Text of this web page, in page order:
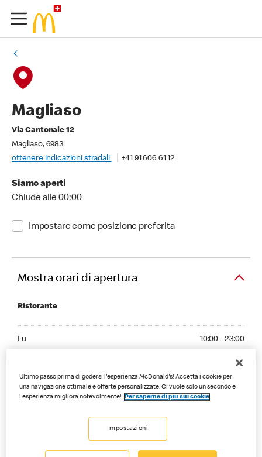
Magliaso
Via Cantonale 12
Magliaso, 6983
ottenere indicazioni stradali
+41 91 606 61 12
Siamo aperti
Chiude alle 00:00
Impostare come posizione preferita
Mostra orari di apertura
Ristorante
Lu 10:00 - 23:00
10:00 - 23:00
Me 10:00 - 23:00
Wednesday 10:00 - 23:00
Thursday 10:00 - 23:00
10:00 - 00:00
Ultimo passo prima di godersi l'esperienza McDonald's! Accetta i cookie per
una navigazione ottimale e offerte personalizzate. Ci vuole solo un secondo e
l'esperienza migliora notevolmente!
Per saperne di più sui cookie
Impostazioni